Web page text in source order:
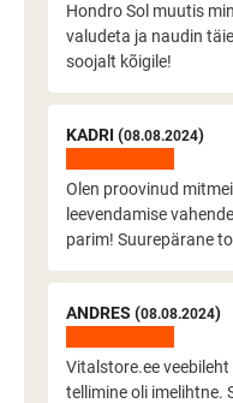
Hondro Sol muutis
valudeta ja naudin
soojalt kõigile!
KADRI (08.08.2024)
Olen proovinud
leevendamise
parim! Suurepärane
ANDRES (08.08.2024)
Vitalstore.ee
tellimine oli imelihtne.